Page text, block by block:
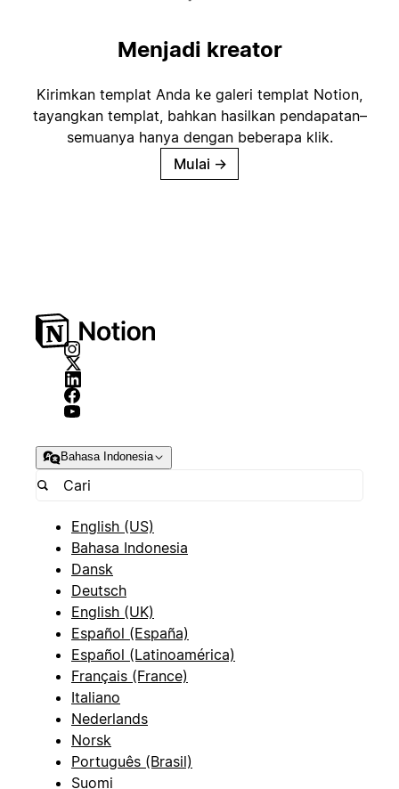
Menjadi kreator
Kirimkan templat Anda ke galeri templat Notion,
tayangkan templat, bahkan hasilkan pendapatan–
semuanya hanya dengan beberapa klik.
Mulai →
Bahasa Indonesia
English (US)
Bahasa Indonesia
Dansk
Deutsch
English (UK)
Español (España)
Español (Latinoamérica)
Français (France)
Italiano
Nederlands
Norsk
Português (Brasil)
Suomi